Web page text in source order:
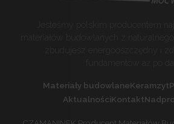
Materiały budowlaneKeramzyt
AktualnościKontakt